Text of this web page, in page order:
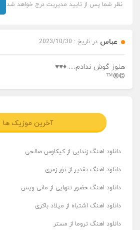
نظر شما پس از تایید مدیریت درج خواهد شد
عباس در تاریخ : 2023/10/30
هنوز گوش ندادم… ♦♥♥
©®™
آخرین موزیک ها
دانلود اهنگ زندایی از کیکاوس صالحی
دانلود اهنگ تقدیر از تور زمری
دانلود اهنگ حضور تنهایی از مانی ویس
دانلود اهنگ اشتباه از میلاد باکری
دانلود اهنگ تروما از مستر